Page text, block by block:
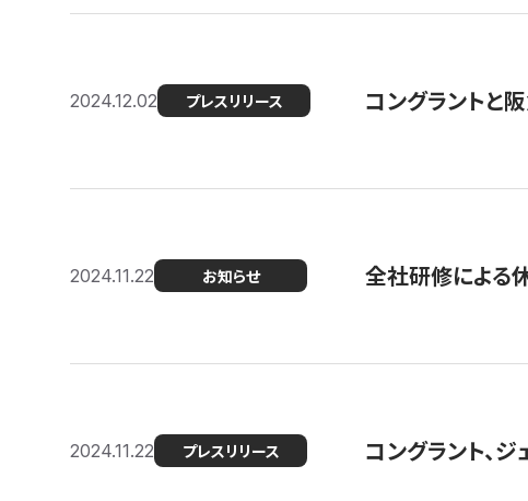
2024.12.02 プレスリリース コングラントと
2024.11.22 お知らせ 全社研修による
2024.11.22 プレスリリース コングラント、